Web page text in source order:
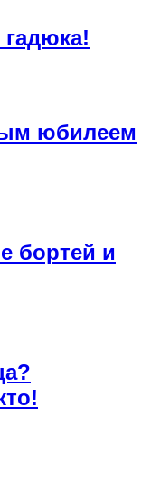
гадюка!
юбилеем
бортей и